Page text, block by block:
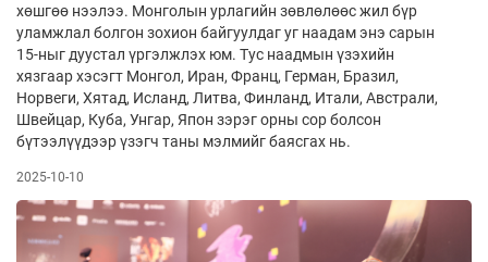
хөшгөө нээлээ. Монголын урлагийн зөвлөлөөс жил бүр
уламжлал болгон зохион байгуулдаг уг наадам энэ сарын
15-ныг дуустал үргэлжлэх юм. Тус наадмын үзэхийн
хязгаар хэсэгт Монгол, Иран, Франц, Герман, Бразил,
Норвеги, Хятад, Исланд, Литва, Финланд, Итали, Австрали,
Швейцар, Куба, Унгар, Япон зэрэг орны сор болсон
бүтээлүүдээр үзэгч таны мэлмийг баясгах нь.
2025-10-10